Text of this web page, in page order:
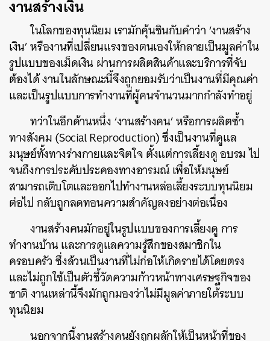
งานสร้างเงิน
ในโลกของทุนนิยม เรามักคุ้นชินกับคำว่า ‘งานสร้าง
เงิน’ หรืองานที่เปลี่ยนแรงของตนเองให้กลายเป็นมูลค่าใน
รูปแบบของเม็ดเงิน ผ่านการผลิตสินค้าและบริการที่จับ
ต้องได้ งานในลักษณะนี้จึงถูกยอมรับว่าเป็นงานที่มีคุณค่า
และเป็นรูปแบบการทำงานที่ผู้คนจำนวนมากกำลังทำอยู่
ทว่าในอีกด้านหนึ่ง ‘งานสร้างคน’ หรือการผลิตซ้ำ
ทางสังคม (Social Reproduction) ซึ่งเป็นงานที่ดูแล
มนุษย์ทั้งทางร่างกายและจิตใจ ตั้งแต่การเลี้ยงดู อบรม ไป
จนถึงการประคับประคองทางอารมณ์ เพื่อให้มนุษย์
สามารถเติบโตและออกไปทำงานหล่อเลี้ยงระบบทุนนิยม
ต่อไป กลับถูกลดทอนความสำคัญลงอย่างต่อเนื่อง
งานสร้างคนมักอยู่ในรูปแบบของการเลี้ยงดู การ
ทำงานบ้าน และการดูแลความรู้สึกของสมาชิกใน
ครอบครัว ซึ่งล้วนเป็นงานที่ไม่ก่อให้เกิดรายได้โดยตรง
และไม่ถูกใช้เป็นตัวชี้วัดความก้าวหน้าทางเศรษฐกิจของ
ชาติ งานเหล่านี้จึงมักถูกมองว่าไม่มีมูลค่าภายใต้ระบบ
ทุนนิยม
นอกจากนี้งานสร้างคนยังถูกผลักให้เป็นหน้าที่ของ